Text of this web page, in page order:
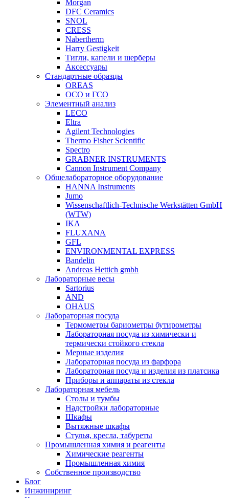
Morgan
DFC Ceramics
SNOL
CRESS
Nabertherm
Harry Gestigkeit
Тигли, капели и шерберы
Аксессуары
Стандартные образцы
OREAS
ОСО и ГСО
Элементный анализ
LECO
Eltra
Agilent Technologies
Thermo Fisher Scientific
Spectro
GRABNER INSTRUMENTS
Cannon Instrument Company
Общелабораторное оборудование
HANNA Instruments
Jumo
Wissenschaftlich-Technische Werkstätten GmbH
(WTW)
IKA
FLUXANA
GFL
ENVIRONMENTAL EXPRESS
Bandelin
Andreas Hettich gmbh
Лабораторные весы
Sartorius
AND
OHAUS
Лабораторная посуда
Термометры бариометры бутирометры
Лабораторная посуда из химически и
термически стойкого стекла
Мерные изделия
Лабораторная посуда из фарфора
Лабораторная посуда и изделия из платсика
Приборы и аппараты из стекла
Лабораторная мебель
Столы и тумбы
Надстройки лабораторные
Шкафы
Вытяжные шкафы
Стулья, кресла, табуреты
Промышленная химия и реагенты
Химические реагенты
Промышленная химия
Собственное производство
Блог
Инжиниринг